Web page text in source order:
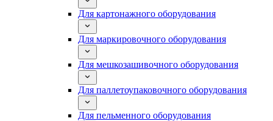
Для картонажного оборудования
Для маркировочного оборудования
Для мешкозашивочного оборудования
Для паллетоупаковочного оборудования
Для пельменного оборудования